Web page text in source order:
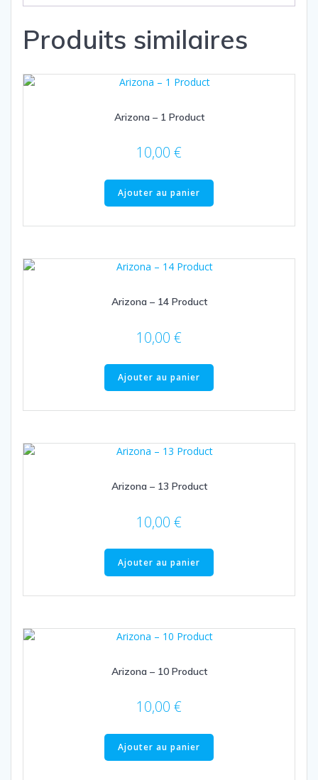
Produits similaires
Arizona – 1 Product
10,00 €
Ajouter au panier
Arizona – 14 Product
10,00 €
Ajouter au panier
Arizona – 13 Product
10,00 €
Ajouter au panier
Arizona – 10 Product
10,00 €
Ajouter au panier